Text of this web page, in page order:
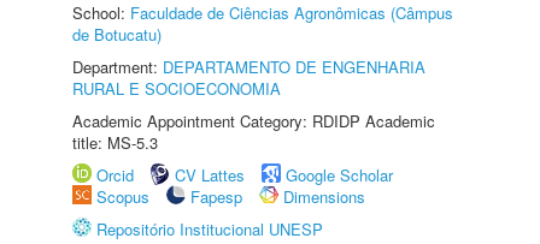
School: Faculdade de Ciências Agronômicas (Câmpus
de Botucatu)
Department: DEPARTAMENTO DE ENGENHARIA
RURAL E SOCIOECONOMIA
Academic Appointment Category: RDIDP Academic
title: MS-5.3
Orcid
CV Lattes
Google Scholar
Scopus
Fapesp
Dimensions
Repositório Institucional UNESP